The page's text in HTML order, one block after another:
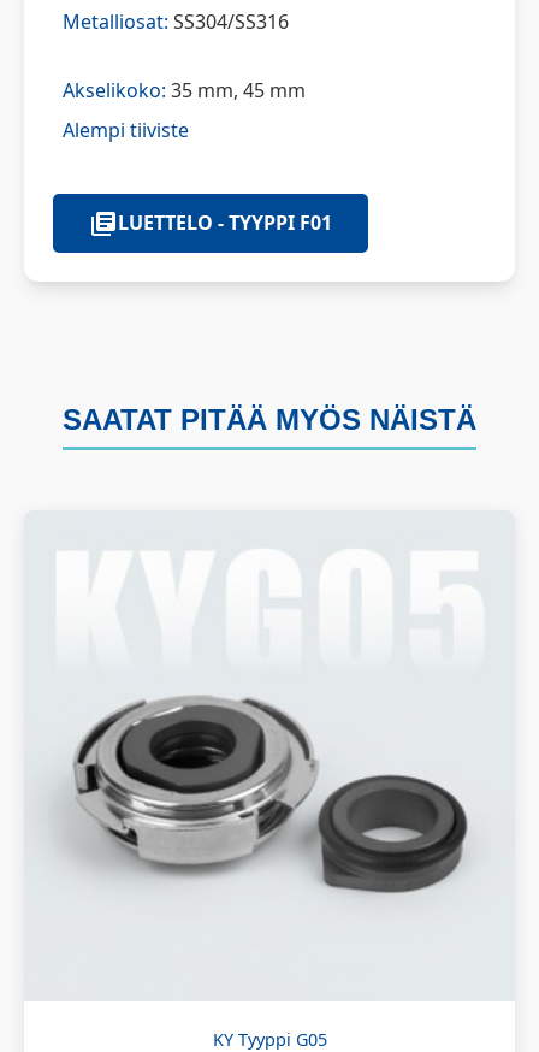
Metalliosat: SS304/SS316
Akselikoko: 35 mm, 45 mm
Alempi tiiviste
LUETTELO - TYYPPI F01
SAATAT PITÄÄ MYÖS NÄISTÄ
KY Tyyppi G05